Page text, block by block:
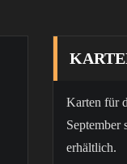
Karten für
September
erhältlich.